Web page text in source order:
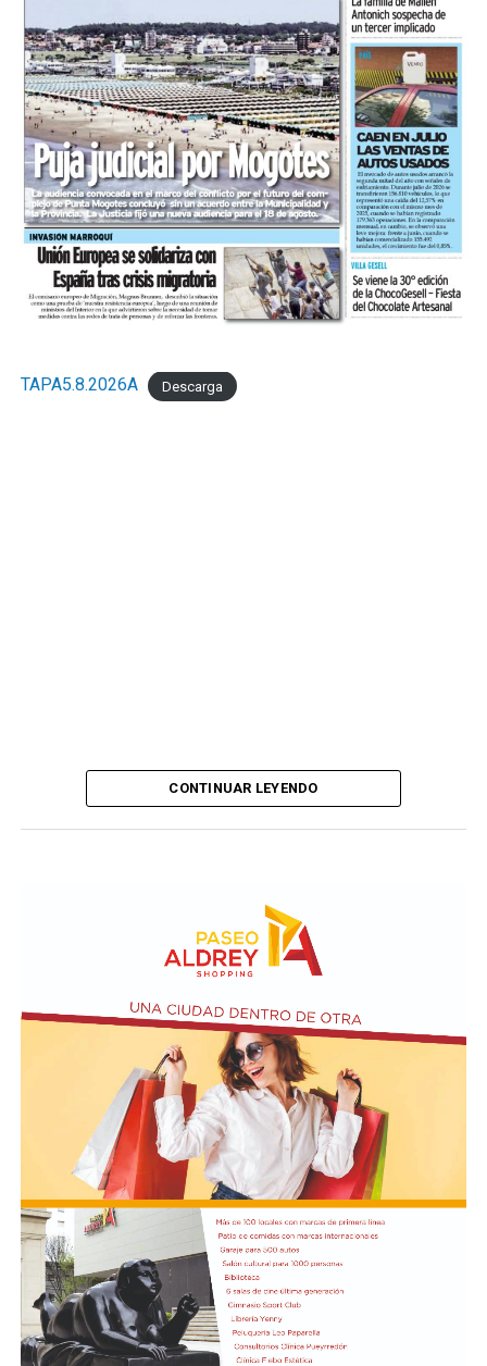
TAPA5.8.2026A Descarga
CONTINUAR LEYENDO